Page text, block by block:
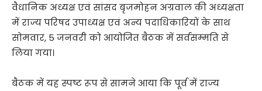
वैधानिक अध्यक्ष एवं सांसद बृजमोहन अग्रवाल की अध्यक्षता
में राज्य परिषद उपाध्यक्ष एवं अन्य पदाधिकारियों के साथ
सोमवार, 5 जनवरी को आयोजित बैठक में सर्वसम्मति से
लिया गया।
बैठक में यह स्पष्ट रूप से सामने आया कि पूर्व में राज्य